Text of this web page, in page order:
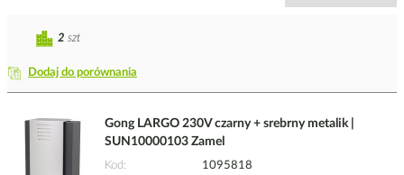
Dodaj do porównania
2 szt
Gong LARGO 230V czarny + srebrny metalik |
SUN10000103 Zamel
Kod
1095818